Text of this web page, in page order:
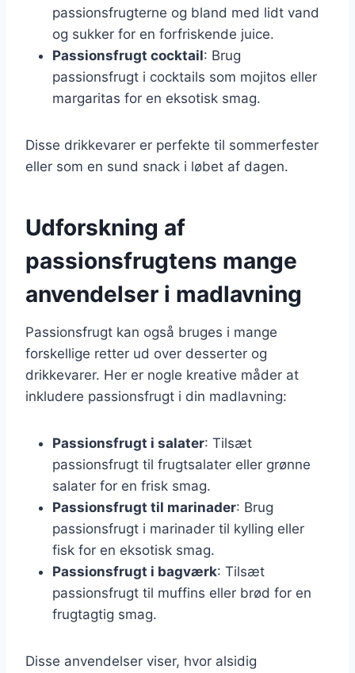
passionsfrugterne og bland med lidt vand
og sukker for en forfriskende juice.
Passionsfrugt cocktail: Brug
passionsfrugt i cocktails som mojitos eller
margaritas for en eksotisk smag.
Disse drikkevarer er perfekte til sommerfester
eller som en sund snack i løbet af dagen.
Udforskning af
passionsfrugtens mange
anvendelser i madlavning
Passionsfrugt kan også bruges i mange
forskellige retter ud over desserter og
drikkevarer. Her er nogle kreative måder at
inkludere passionsfrugt i din madlavning:
Passionsfrugt i salater: Tilsæt
passionsfrugt til frugtsalater eller grønne
salater for en frisk smag.
Passionsfrugt til marinader: Brug
passionsfrugt i marinader til kylling eller
fisk for en eksotisk smag.
Passionsfrugt i bagværk: Tilsæt
passionsfrugt til muffins eller brød for en
frugtagtig smag.
Disse anvendelser viser, hvor alsidig